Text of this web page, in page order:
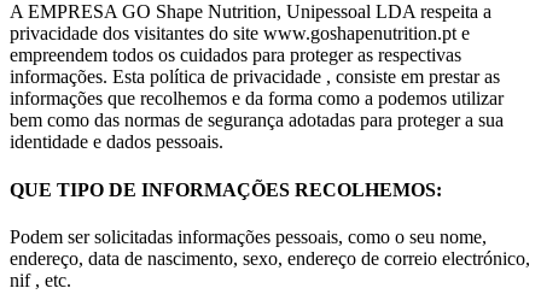
A EMPRESA GO Shape Nutrition, Unipessoal LDA respeita a
privacidade dos visitantes do site www.goshapenutrition.pt e
empreendem todos os cuidados para proteger as respectivas
informações. Esta política de privacidade , consiste em prestar as
informações que recolhemos e da forma como a podemos utilizar
bem como das normas de segurança adotadas para proteger a sua
identidade e dados pessoais.
QUE TIPO DE INFORMAÇÕES RECOLHEMOS:
Podem ser solicitadas informações pessoais, como o seu nome,
endereço, data de nascimento, sexo, endereço de correio electrónico,
nif , etc.